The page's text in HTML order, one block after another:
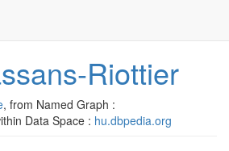
Riottier
, from Named Graph :
Data Space : hu.dbpedia.org